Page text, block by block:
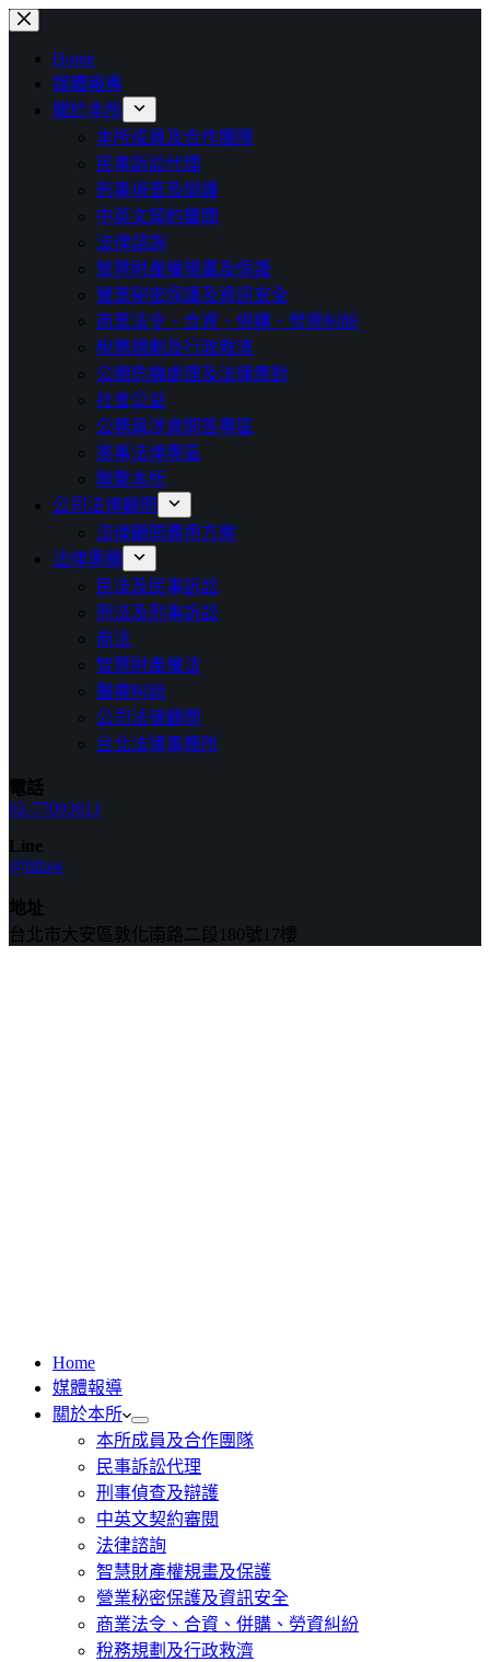
跳
Home
媒體報導
關於本所
本所成員及合作團隊
民事訴訟代理
刑事偵查及辯護
中英文契約審閱
法律諮詢
智慧財產權規畫及保護
營業秘密保護及資訊安全
商業法令、合資、併購、勞資糾紛
稅務規劃及行政救濟
公關危機處理及法律應對
社會公益
公務員涉貪問答專區
家事法律專區
聯繫本所
公司法律顧問
法律顧問費用方案
法律專欄
民法及民事訴訟
刑法及刑事訴訟
商法
智慧財產權法
醫療糾紛
公司法律顧問
台北法律事務所
電話
02-77093611
Line
@fdlaw
地址
台北市大安區敦化南路二段180號17樓
Home
媒體報導
關於本所
本所成員及合作團隊
民事訴訟代理
刑事偵查及辯護
中英文契約審閱
法律諮詢
智慧財產權規畫及保護
營業秘密保護及資訊安全
商業法令、合資、併購、勞資糾紛
稅務規劃及行政救濟